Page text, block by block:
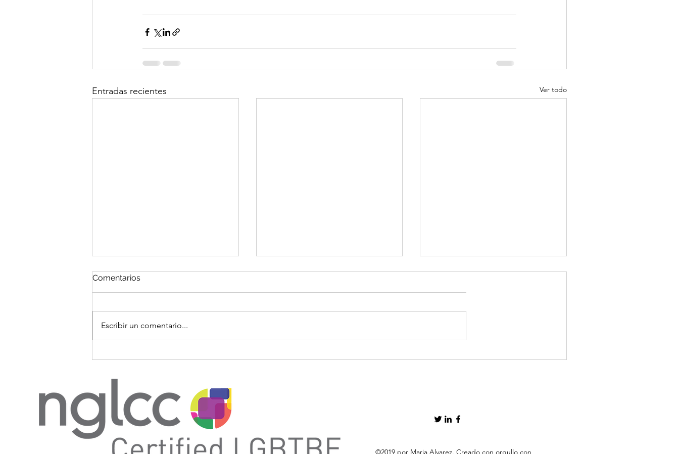
Entradas recientes Ver todo
Número de Cuenta
Bancaria en las Facturas de
Su Empresa
Comentarios
Escribir un comentario...